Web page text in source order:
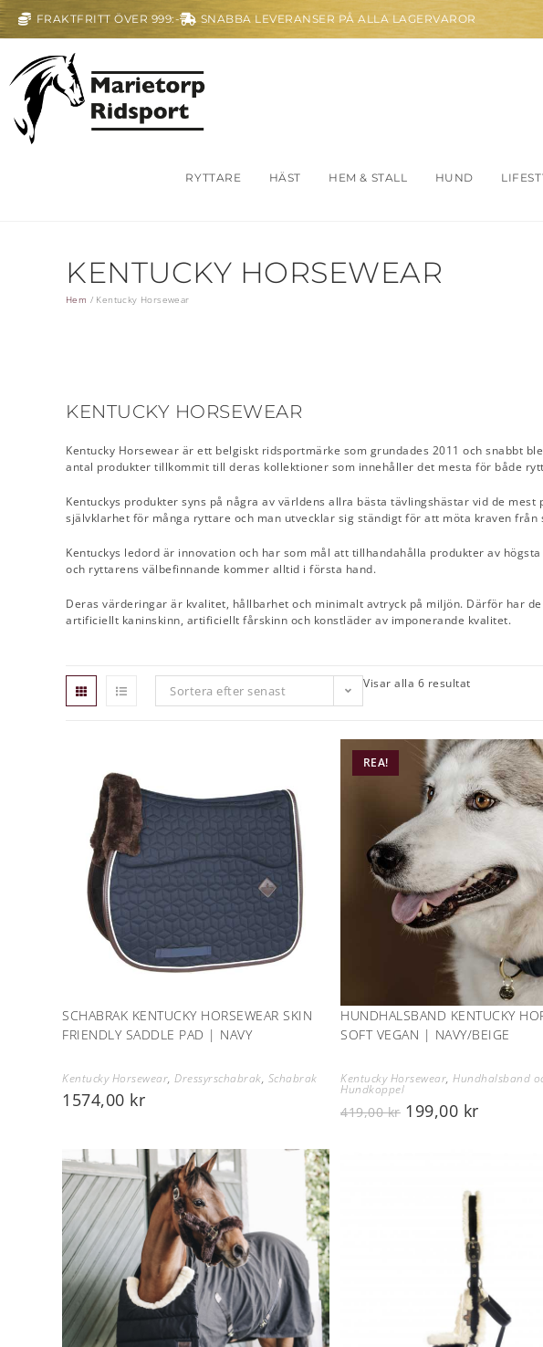
FRAKTFRITT ÖVER 999:- SNABBA LEVERANSER PÅ ALLA LAGERVAROR
RYTTARE HÄST HEM & STALL HUND
KENTUCKY HORSEWEAR
Hem / Kentucky Horsewear
KENTUCKY HORSEWEAR
Kentucky Horsewear är ett belgiskt ridsportmärke som grundades 2011 och snabbt
antal produkter tillkommit till deras kollektioner som innehåller det mesta för både
Kentuckys produkter syns på några av världens allra bästa tävlingshästar vid de
självklarhet för många ryttare och man utvecklar sig ständigt för att möta kraven från
Kentuckys ledord är innovation och har som mål att tillhandahålla produkter av
och ryttarens välbefinnande kommer alltid i första hand.
Deras värderingar är kvalitet, hållbarhet och minimalt avtryck på miljön. Därför har
artificiellt kaninskinn, artificiellt fårskinn och konstläder av imponerande kvalitet.
Sortera efter senast Visar alla 6 resultat
SCHABRAK KENTUCKY HORSEWEAR SKIN
FRIENDLY SADDLE PAD | NAVY
Kentucky Horsewear,Dressyrschabrak, Schabrak
1574,00 kr
REA!
HUNDHALSBAND KENTUCKY
SOFT VEGAN | NAVY/BEIGE
Kentucky Horsewear,Hundhalsband
Hundkoppel
419,00kr 199,00 kr